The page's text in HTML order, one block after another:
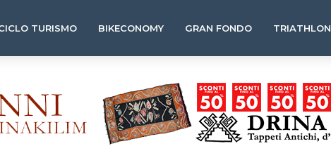
TURISMO BIKECONOMY GRAN FONDO TRIATHLON